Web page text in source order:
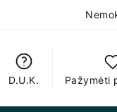
D.U.K. Pažymėti